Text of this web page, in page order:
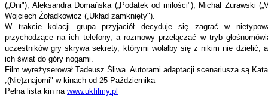
(„Oni"), Aleksandra Domańska („Podatek od miłości"), Michał Żurawski
Wojciech Żołądkowicz („Układ zamknięty").
W trakcie kolacji grupa przyjaciół decyduje się zagrać w
przychodzące na ich telefony, a rozmowy przełączać w tryb
uczestników gry skrywa sekrety, którymi wolałby się z nikim nie dzielić,
ich świat do góry nogami.
Film wyreżyserował Tadeusz Śliwa. Autorami adaptacji scenariusza są
„(Nie)znajomi" w kinach od 25 Października
Pełna lista kin na www.ukfilmy.pl